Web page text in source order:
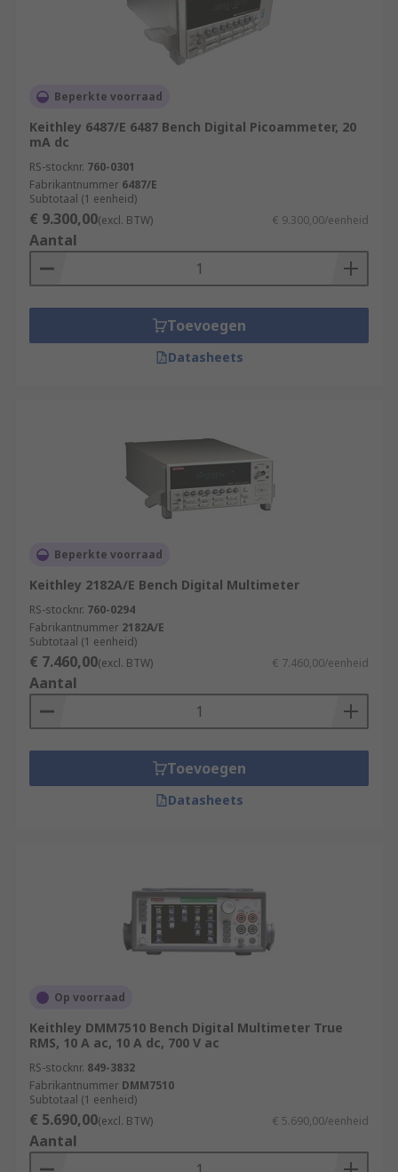
Beperkte voorraad
Keithley 6487/E 6487 Bench Digital Picoammeter, 20
mA dc
RS-stocknr. 760-0301
Fabrikantnummer 6487/E
Subtotaal (1 eenheid)
€ 9.300,00(excl. BTW) € 9.300,00/eenheid
Aantal
Toevoegen
Datasheets
Beperkte voorraad
Keithley 2182A/E Bench Digital Multimeter
RS-stocknr. 760-0294
Fabrikantnummer 2182A/E
Subtotaal (1 eenheid)
€ 7.460,00(excl. BTW) € 7.460,00/eenheid
Aantal
Toevoegen
Datasheets
Op voorraad
Keithley DMM7510 Bench Digital Multimeter True
RMS, 10 A ac, 10 A dc, 700 V ac
RS-stocknr. 849-3832
Fabrikantnummer DMM7510
Subtotaal (1 eenheid)
€ 5.690,00(excl. BTW) € 5.690,00/eenheid
Aantal